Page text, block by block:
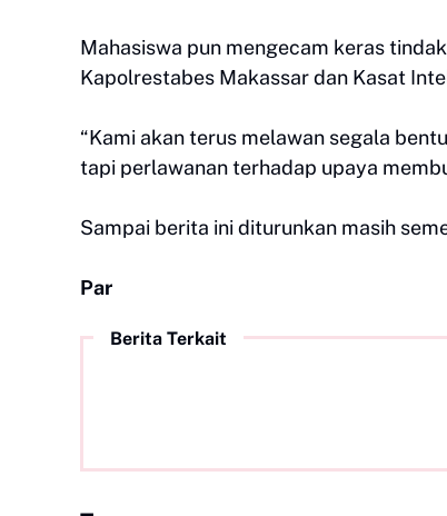
Mahasiswa pun mengecam keras
Kapolrestabes Makassar dan Kasat
“Kami akan terus melawan segala
tapi perlawanan terhadap upaya
Sampai berita ini diturunkan masih
Par
Berita Terkait